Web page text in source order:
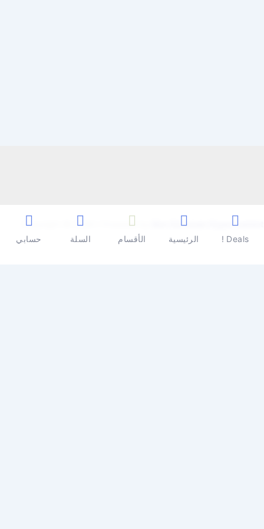
Copyright © 2026 | Powered by Ben Seleman Hypermarket
Deals ! الرئيسية الأقسام السلة حسابي